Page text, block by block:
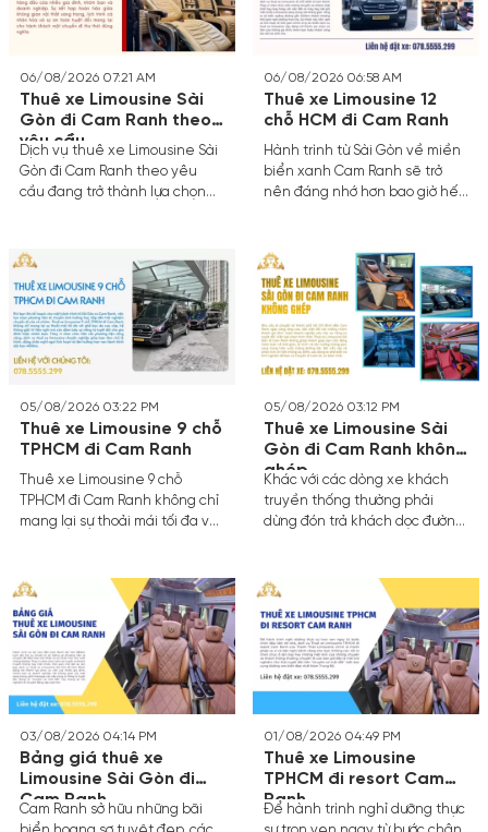
biến thành một trải nghiệm
nghỉ dưỡng ngay trên bánh xe.
gian riêng tư và thời gian di
chuyển rút ngắn tối đa qua hệ
thống cao tốc hiện đại.
06/08/2026 07:21 AM
Thuê xe Limousine Sài
Gòn đi Cam Ranh theo
yêu cầu
Dịch vụ thuê xe Limousine Sài
Gòn đi Cam Ranh theo yêu
cầu đang trở thành lựa chọn
kết hợp hoàn hảo giữa không
gian nội thất sang trọng, lịch
trình cá nhân hóa và sự an
toàn tuyệt đối mang lại cho
hành khách một chuyến đi thư
thái đúng nghĩa.
06/08/2026 06:58 AM
Thuê xe Limousine 12
chỗ HCM đi Cam Ranh
Hành trình từ Sài Gòn về miền
biển xanh Cam Ranh sẽ trở
nên đáng nhớ hơn bao giờ hết
Ranh.
05/08/2026 03:22 PM
Thuê xe Limousine 9 chỗ
TPHCM đi Cam Ranh
Thuê xe Limousine 9 chỗ
TPHCM đi Cam Ranh không chỉ
mang lại sự thoải mái tối đa với
bảo sự riêng tư tuyệt đối cho
gia đình hoặc nhóm bạn. Thay
vì chen chúc trên các phương
tiện công cộng, dịch vụ thuê
xe limousine chuyên nghiệp
giúp bạn làm chủ lộ trình, dừng
chân nghỉ ngơi linh hoạt và tận
hưởng trọn vẹn hành trình dài
hơn 400km.
05/08/2026 03:12 PM
Thuê xe Limousine Sài
Gòn đi Cam Ranh không
ghép
Khác với các dòng xe khách
truyền thống thường phải
dừng đón trả khách dọc đường,
theo yêu cầu mang lại trải
nghiệm hoàn toàn khác biệt.
Bạn được quyền quyết định
giờ khởi hành, điểm đón và
điểm dừng nghỉ chân theo ý
thích cá nhân.
03/08/2026 04:14 PM
Bảng giá thuê xe
Limousine Sài Gòn đi
Cam Ranh
Cam Ranh sở hữu những bãi
01/08/2026 04:49 PM
Thuê xe Limousine
TPHCM đi resort Cam
Ranh
Để hành trình nghỉ dưỡng thực